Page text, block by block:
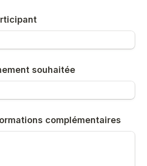
souhaitée
complémentaires